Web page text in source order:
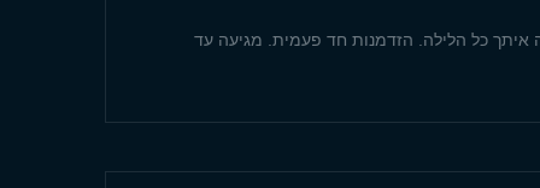
כל הלילה. הזדמנות חד פעמית. מגיעה עד